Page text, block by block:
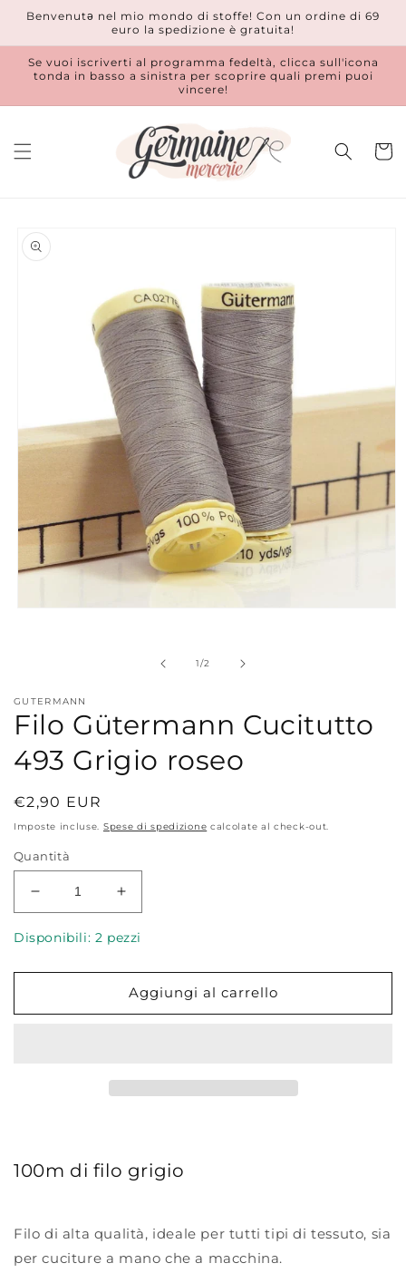
direttamente
Benvenutǝ nel mio mondo di stoffe! Con un ordine di 69
euro la spedizione è gratuita!
Se vuoi iscriverti al programma fedeltà, clicca sull'icona
tonda in basso a sinistra per scoprire quali premi puoi
vincere!
informazioni
sul prodotto
modale
1/su
2
GUTERMANN
Filo Gütermann Cucitutto
493 Grigio roseo
Prezzo
di
€2,90 EUR
Imposte incluse. Spese di spedizione calcolate al check-out.
Quantità
Diminuisci
quantità
per
Gütermann
493
Aumenta
quantità
per
Gütermann
Cucitutto
493
Disponibili: 2 pezzi
Aggiungi al carrello
100m di filo grigio
Filo di alta qualità, ideale per tutti tipi di tessuto, sia
per cuciture a mano che a macchina.